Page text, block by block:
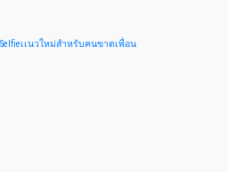
เเนวใหม่สำหรับคนขาดเพื่อน